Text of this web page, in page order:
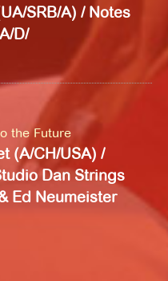
SRB/A) / Notes
D/
the Future
(A/CH/USA) /
Dan Strings
Ed Neumeister